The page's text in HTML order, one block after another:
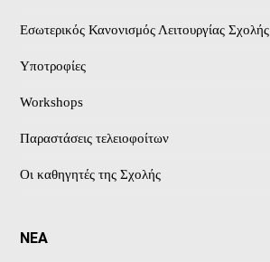
Εσωτερικός Κανονισμός Λειτουργίας Σχολής
Υποτροφίες
Workshops
Παραστάσεις τελειοφοίτων
Οι καθηγητές της Σχολής
ΝΕΑ